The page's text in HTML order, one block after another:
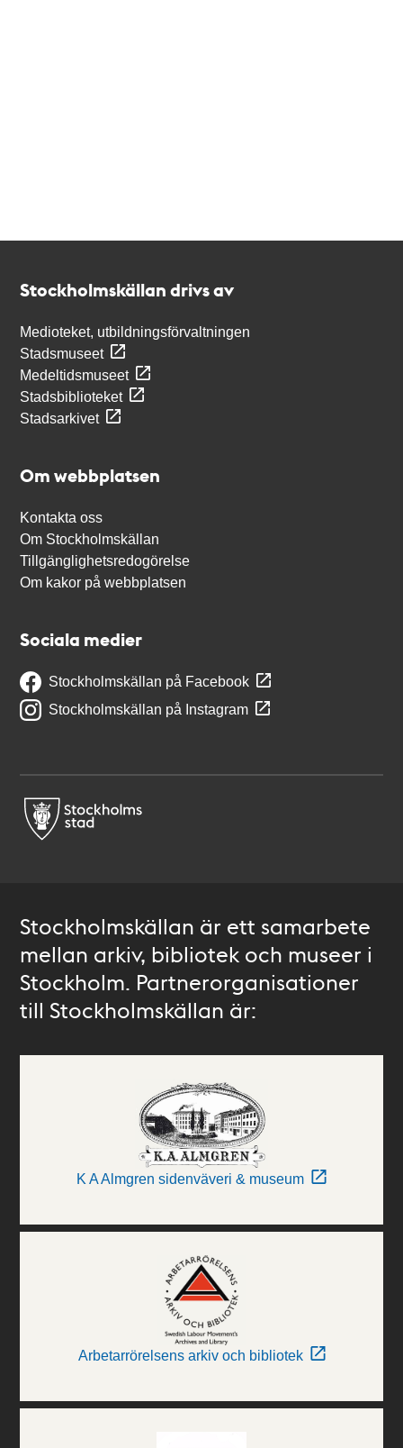
Stockholmskällan drivs av
Medioteket, utbildningsförvaltningen
Stadsmuseet
Medeltidsmuseet
Stadsbiblioteket
Stadsarkivet
Om webbplatsen
Kontakta oss
Om Stockholmskällan
Tillgänglighetsredogörelse
Om kakor på webbplatsen
Sociala medier
Stockholmskällan på Facebook
Stockholmskällan på Instagram
Stockholmskällan är ett samarbete
mellan arkiv, bibliotek och museer i
Stockholm. Partnerorganisationer
till Stockholmskällan är:
K A Almgren sidenväveri & museum
Arbetarrörelsens arkiv och bibliotek